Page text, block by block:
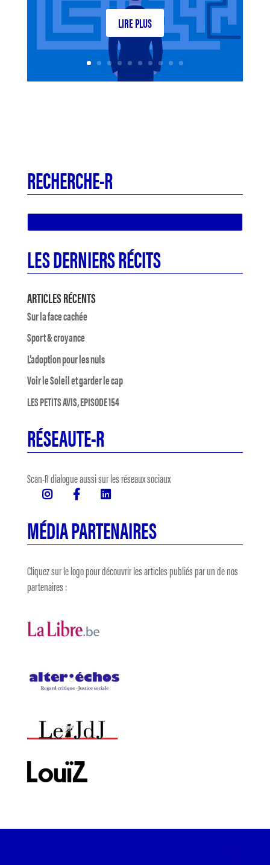
LIRE PLUS
RECHERCHE-R
LES DERNIERS RÉCITS
ARTICLES RÉCENTS
Sur la face cachée
Sport & croyance
L’adoption pour les nuls
Voir le Soleil et garder le cap
LES PETITS AVIS, EPISODE 154
RÉSEAUTE-R
Scan-R dialogue aussi sur les réseaux sociaux
MÉDIA PARTENAIRES
Cliquez sur le logo pour découvrir les articles publiés par un de nos
partenaires :